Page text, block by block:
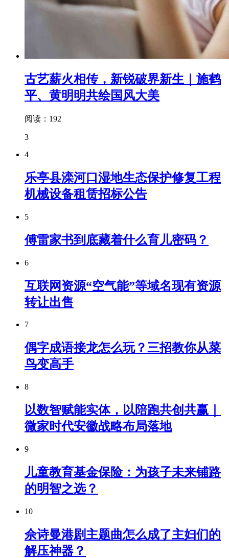
古艺薪火相传，新锐破界新生｜施鹤
平、黄明明共绘国风大美
阅读：192
3
4
乐亭县滦河口湿地生态保护修复工程
机械设备租赁招标公告
5
傅雷家书到底藏着什么育儿密码？
6
互联网资源“空气能”等域名现有资源
转让出售
7
偶字成语接龙怎么玩？三招教你从菜
鸟变高手
8
以数智赋能实体，以陪跑共创共赢｜
微家时代安徽战略布局落地
9
儿童教育基金保险：为孩子未来铺路
的明智之选？
10
佘诗曼港剧主题曲怎么成了主妇们的
解压神器？